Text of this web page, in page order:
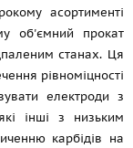
асортименті
об'ємний прокат
станах. Ця
рівноміцності
електроди з
інші з низьким
карбідів на